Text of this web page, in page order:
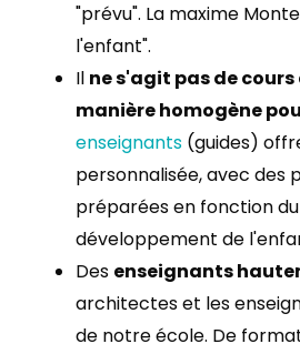
"prévu". La maxime
l'enfant".
Il ne s'agit pas de
manière homogène
enseignants (guides)
personnalisée, avec des
préparées en fonction
développement de
Des enseignants
architectes et les
de notre école. De